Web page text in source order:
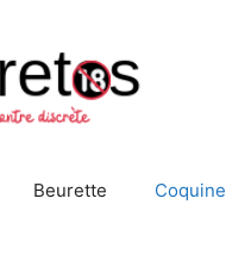
Beurette Coquine